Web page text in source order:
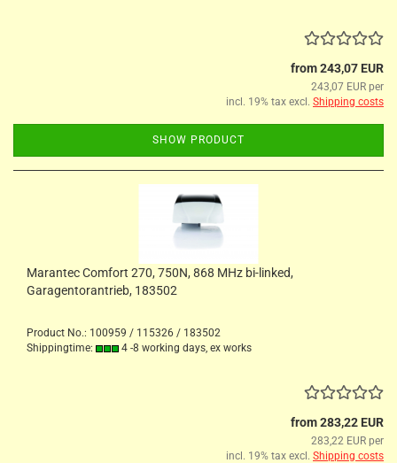
from 243,07 EUR
243,07 EUR per
incl. 19% tax excl. Shipping costs
SHOW PRODUCT
Marantec Comfort 270, 750N, 868 MHz bi-linked,
Garagentorantrieb, 183502
Product No.: 100959 / 115326 / 183502
Shippingtime:
4 -8 working days, ex works
from 283,22 EUR
283,22 EUR per
incl. 19% tax excl. Shipping costs